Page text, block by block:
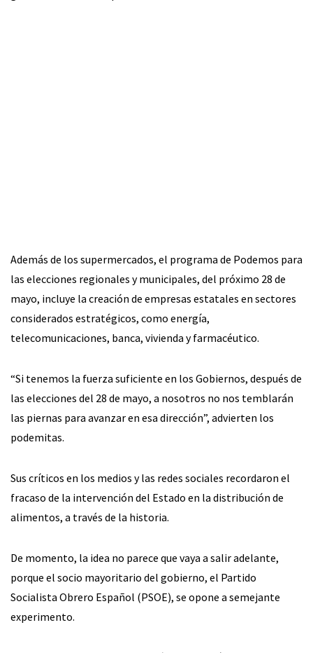
Además de los supermercados, el programa de Podemos para
las elecciones regionales y municipales, del próximo 28 de
mayo, incluye la creación de empresas estatales en sectores
considerados estratégicos, como energía,
telecomunicaciones, banca, vivienda y farmacéutico.
“Si tenemos la fuerza suficiente en los Gobiernos, después de
las elecciones del 28 de mayo, a nosotros no nos temblarán
las piernas para avanzar en esa dirección”, advierten los
podemitas.
Sus críticos en los medios y las redes sociales recordaron el
fracaso de la intervención del Estado en la distribución de
alimentos, a través de la historia.
De momento, la idea no parece que vaya a salir adelante,
porque el socio mayoritario del gobierno, el Partido
Socialista Obrero Español (PSOE), se opone a semejante
experimento.